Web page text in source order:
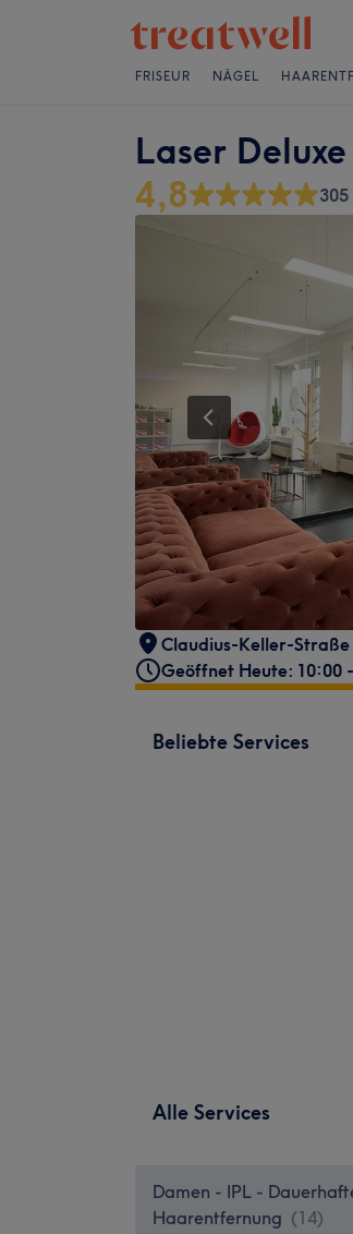
FRISEUR NÄGEL
Laser
4,8
Claudius-Keller-Straße
Geöffnet Heute: 10:00 -
Beliebte Services
Alle Services
Damen - IPL -
Haarentfernung (14)